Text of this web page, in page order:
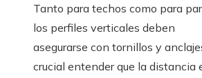
Tanto para techos como para
los perfiles verticales deben
asegurarse con tornillos y
crucial entender que la distancia